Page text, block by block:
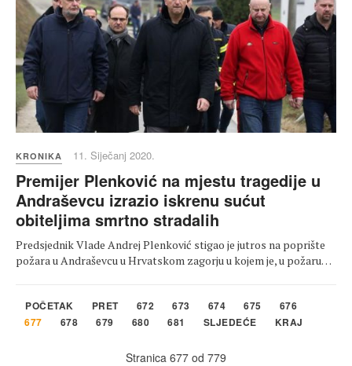
KRONIKA 11. Siječanj 2020.
Premijer Plenković na mjestu tragedije u
Andraševcu izrazio iskrenu sućut
obiteljima smrtno stradalih
Predsjednik Vlade Andrej Plenković stigao je jutros na poprište
požara u Andraševcu u Hrvatskom zagorju u kojem je, u požaru…
POČETAK PRET 672 673 674 675
676
677
678 679 680 681 SLJEDEĆE KRAJ
Stranica 677 od 779